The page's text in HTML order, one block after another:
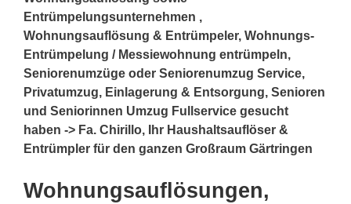
Entrümpelungsunternehmen ,
Wohnungsauflösung & Entrümpeler, Wohnungs-
Entrümpelung / Messiewohnung entrümpeln,
Seniorenumzüge oder Seniorenumzug Service,
Privatumzug, Einlagerung & Entsorgung, Senioren
und Seniorinnen Umzug Fullservice gesucht
haben -> Fa. Chirillo, Ihr Haushaltsauflöser &
Entrümpler für den ganzen Großraum Gärtringen
Wohnungsauflösungen,